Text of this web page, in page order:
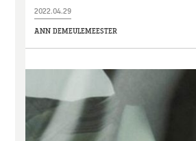
2022.04.29
ANN DEMEULEMEESTER